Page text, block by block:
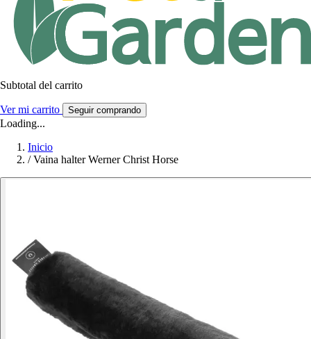
Subtotal del carrito
Ver mi carrito Seguir comprando
Loading...
Inicio
/ Vaina halter Werner Christ Horse